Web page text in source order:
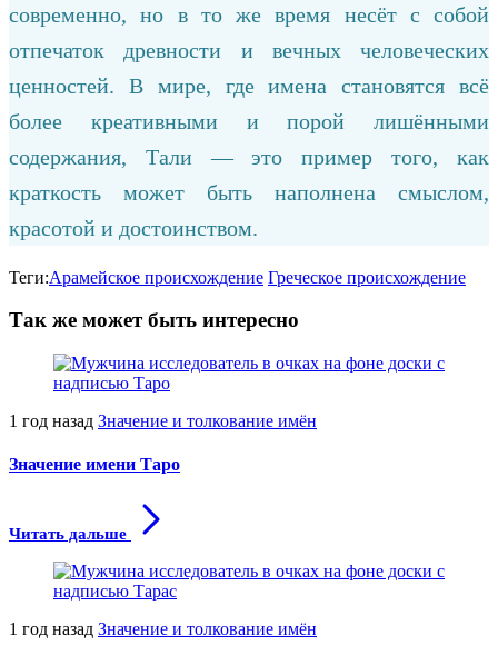
современно, но в то же время несёт с собой
отпечаток древности и вечных человеческих
ценностей. В мире, где имена становятся всё
более креативными и порой лишёнными
содержания, Тали — это пример того, как
краткость может быть наполнена смыслом,
красотой и достоинством.
Теги:Арамейское происхождение Греческое происхождение
Так же может быть интересно
1 год назад Значение и толкование имён
Значение имени Таро
Читать дальше
1 год назад Значение и толкование имён